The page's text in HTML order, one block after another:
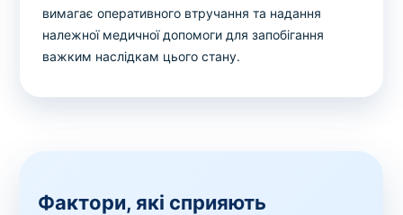
вимагає оперативного втручання та надання
належної медичної допомоги для запобігання
важким наслідкам цього стану.
Фактори, які сприяють